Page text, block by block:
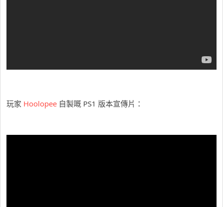
玩家 Hoolopee 自製嘅 PS1 版本宣傳片：